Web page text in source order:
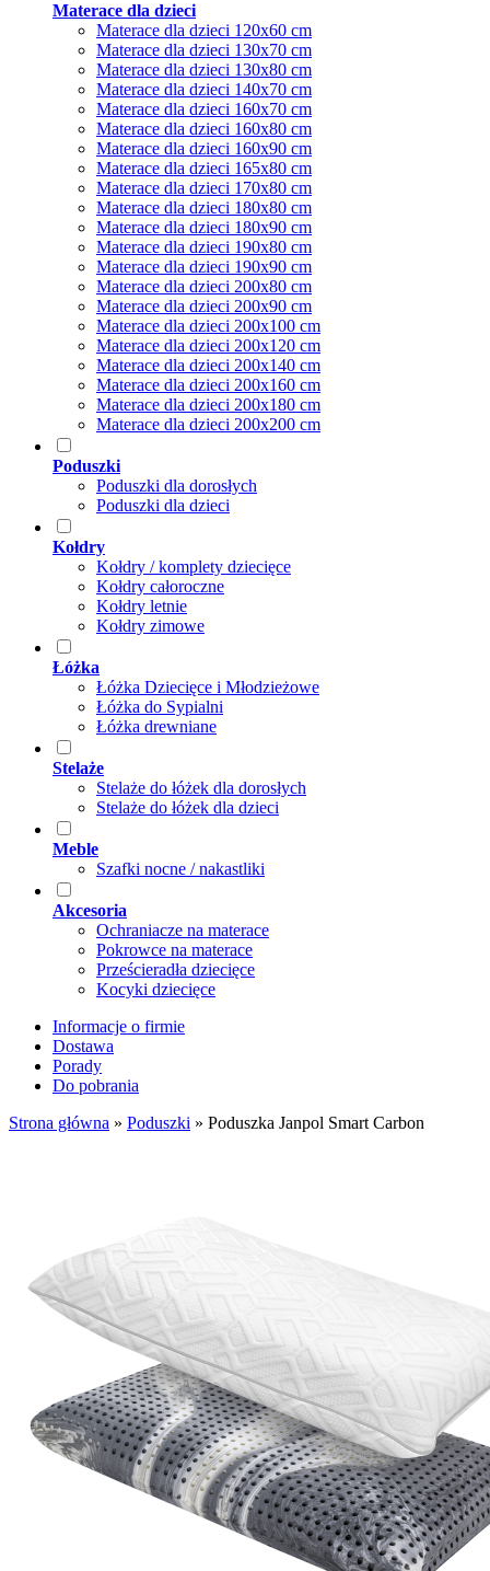
Materace dla dzieci
Materace dla dzieci 120x60 cm
Materace dla dzieci 130x70 cm
Materace dla dzieci 130x80 cm
Materace dla dzieci 140x70 cm
Materace dla dzieci 160x70 cm
Materace dla dzieci 160x80 cm
Materace dla dzieci 160x90 cm
Materace dla dzieci 165x80 cm
Materace dla dzieci 170x80 cm
Materace dla dzieci 180x80 cm
Materace dla dzieci 180x90 cm
Materace dla dzieci 190x80 cm
Materace dla dzieci 190x90 cm
Materace dla dzieci 200x80 cm
Materace dla dzieci 200x90 cm
Materace dla dzieci 200x100 cm
Materace dla dzieci 200x120 cm
Materace dla dzieci 200x140 cm
Materace dla dzieci 200x160 cm
Materace dla dzieci 200x180 cm
Materace dla dzieci 200x200 cm
Poduszki
Poduszki dla dorosłych
Poduszki dla dzieci
Kołdry
Kołdry / komplety dziecięce
Kołdry całoroczne
Kołdry letnie
Kołdry zimowe
Łóżka
Łóżka Dziecięce i Młodzieżowe
Łóżka do Sypialni
Łóżka drewniane
Stelaże
Stelaże do łóżek dla dorosłych
Stelaże do łóżek dla dzieci
Meble
Szafki nocne / nakastliki
Akcesoria
Ochraniacze na materace
Pokrowce na materace
Prześcieradła dziecięce
Kocyki dziecięce
Informacje o firmie
Dostawa
Porady
Do pobrania
Strona główna » Poduszki » Poduszka Janpol Smart Carbon